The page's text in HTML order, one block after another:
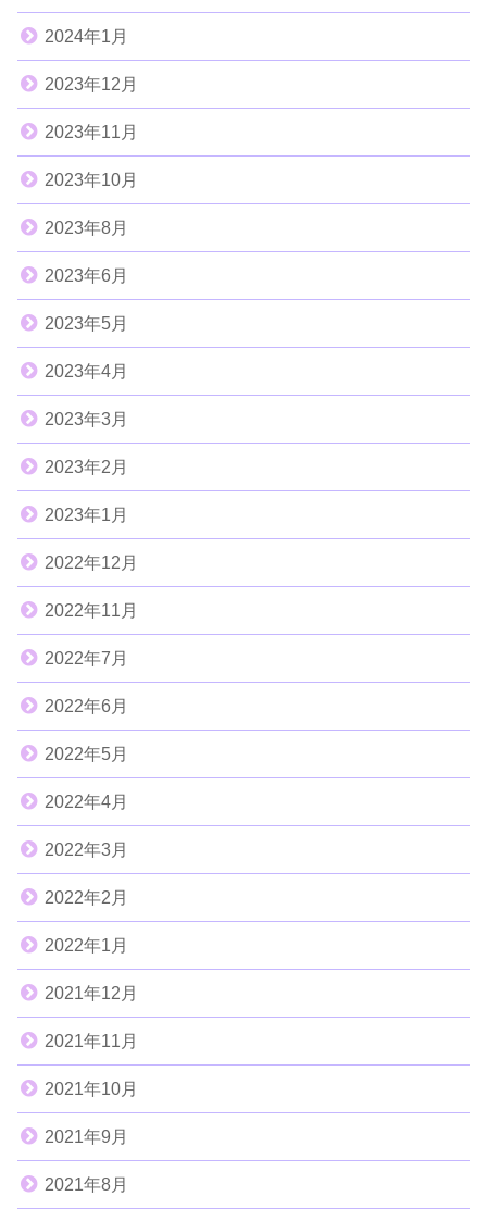
2024年1月
2023年12月
2023年11月
2023年10月
2023年8月
2023年6月
2023年5月
2023年4月
2023年3月
2023年2月
2023年1月
2022年12月
2022年11月
2022年7月
2022年6月
2022年5月
2022年4月
2022年3月
2022年2月
2022年1月
2021年12月
2021年11月
2021年10月
2021年9月
2021年8月